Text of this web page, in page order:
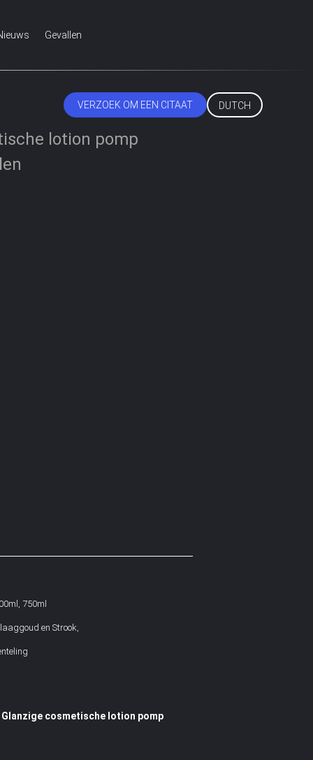
Gevallen
VERZOEK OM EEN CITAAT DUTCH
lotion pomp
750ml
en Strook,
Glanzige cosmetische lotion pomp